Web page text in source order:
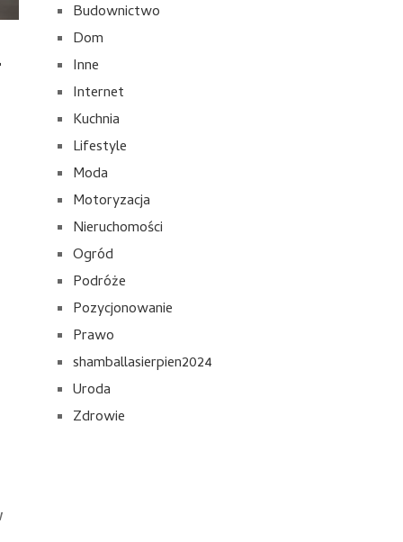
Budownictwo
Dom
Inne
Internet
Kuchnia
Lifestyle
Moda
Motoryzacja
Nieruchomości
Ogród
Podróże
Pozycjonowanie
Prawo
shamballasierpien2024
Uroda
Zdrowie